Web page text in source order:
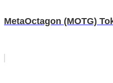
MetaOctagon (MOTG)